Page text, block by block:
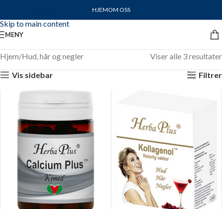
Skip to main content
HJEMOM OSS
MENY
Hjem Hud, hår og negler
Viser alle 3 resultater
Vis sidebar
Filtrer